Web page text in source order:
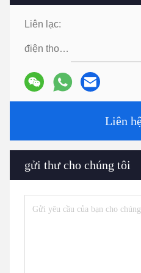
Liên lạc:
điện thoại:
Liên
gửi thư cho chúng tôi